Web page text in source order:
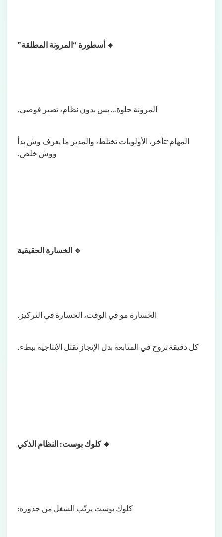
🔹 أسطورة “المرونة المطلقة”
المرونة حلوة… بس بدون نظام، تصير فوضى.
المهام تتأخر، الأولويات تختلط، والمدير ما يعرف وش بدأ
ووش خلص.
🔹 الخسارة الحقيقية
الخسارة مو في الوقت، الخسارة في التركيز.
كل دقيقة تروح في المتابعة بدل الإنجاز تقتل الإنتاجية ببطء.
🔹 كلوك بوست: النظام الذكي
كلوك بوست يرتّب الشغل من جذوره: